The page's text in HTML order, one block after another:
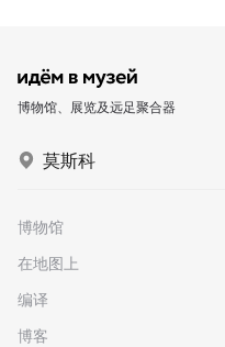
博物馆、展览及远足聚合器
莫斯科
博物馆
在地图上
编译
博客